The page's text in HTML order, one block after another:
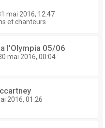
mai 2016, 12:47
et chanteurs
l'Olympia 05/06
mai 2016, 00:04
2016, 01:26